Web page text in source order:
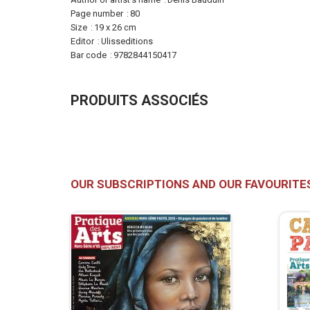
Page number
80
Size
19 x 26 cm
Editor
Ulisseditions
Bar code
9782844150417
PRODUITS ASSOCIÉS
OUR SUBSCRIPTIONS AND OUR